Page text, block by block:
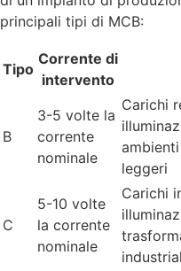
principali tipi di MCB:
Tipo
Corrente di
intervento
B
3-5 volte la
corrente
nominale
Carichi
leggeri
C
5-10 volte
la corrente
nominale
Carichi